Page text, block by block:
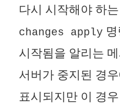
다시 시작해야 하
changes apply
시작됨을 알리는
서버가 중지된 경
표시되지만 이 경